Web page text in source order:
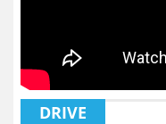
DRIVE